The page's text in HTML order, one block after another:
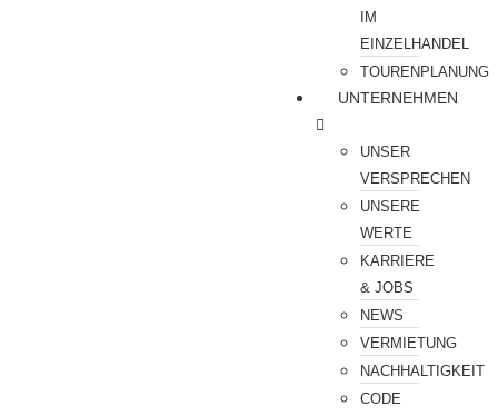
IM
EINZELHANDEL
TOURENPLANUNG
UNTERNEHMEN
UNSER
VERSPRECHEN
UNSERE
WERTE
KARRIERE
& JOBS
NEWS
VERMIETUNG
NACHHALTIGKEIT
CODE